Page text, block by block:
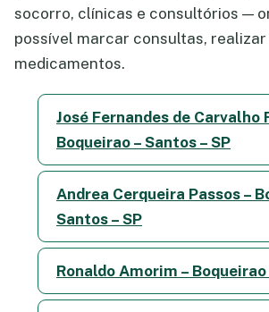
socorro, clínicas e consultórios —
possível marcar consultas,
medicamentos.
José Fernandes de Carvalho
Boqueirao – Santos – SP
Andrea Cerqueira Passos –
Santos – SP
Ronaldo Amorim – Boqueirao